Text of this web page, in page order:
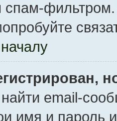
спам-
email-
имя и пароль